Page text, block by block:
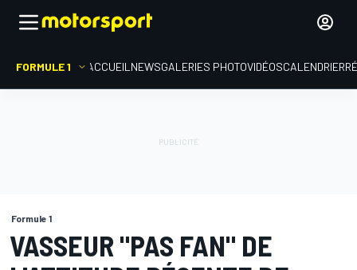
FORMULE 1 ACCUEIL NEWSGALERIES PHOTOVIDÉOSCALENDRIER
Formule 1
VASSEUR "PAS FAN" DE